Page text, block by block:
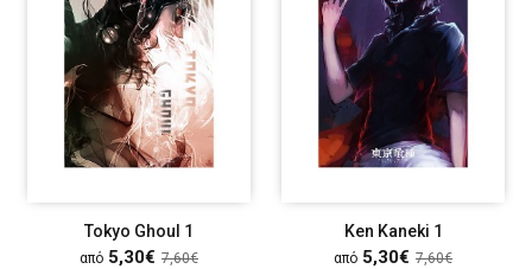
Tokyo Ghoul 1
από 5,30€ 7,60€
Ken Kaneki 1
από 5,30€ 7,60€